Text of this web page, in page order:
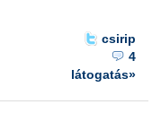
csirip
4
látogatás»